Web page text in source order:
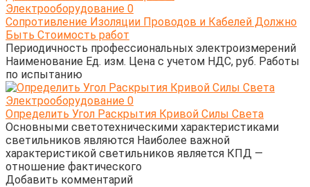
Электрооборудование 0
Сопротивление Изоляции Проводов и Кабелей Должно
Быть Стоимость работ
Периодичность профессиональных электроизмерений
Наименование Ед. изм. Цена с учетом НДС, руб. Работы
по испытанию
Электрооборудование 0
Определить Угол Раскрытия Кривой Силы Света
Основными светотехническими характеристиками
светильников являются Наиболее важной
характеристикой светильников является КПД —
отношение фактического
Добавить комментарий